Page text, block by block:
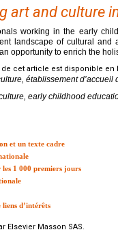
art and culture
working in the early
landscape of cultural and
opportunity to enrich the
cet article est disponible en
établissement
early childhood
et un texte cadre
1 000 premiers jours
d’intérêts
Elsevier Masson SAS.